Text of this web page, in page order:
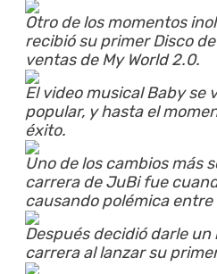
Otro de los momentos
recibió su primer Disco
ventas de My World 2.0.
El video musical Baby se
popular, y hasta el
éxito.
Uno de los cambios más
carrera de JuBi fue
causando polémica entre
Después decidió darle un
carrera al lanzar su